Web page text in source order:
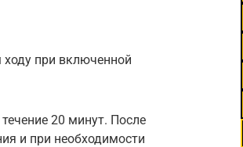
при включенной
20 минут. После
и при необходимости